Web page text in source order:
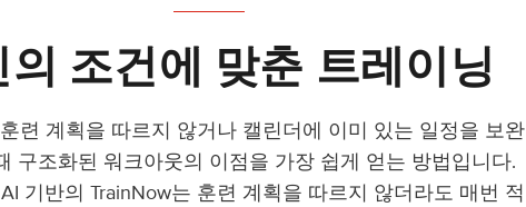
의 조건에 맞춘 트레이닝
련 계획을 따르지 않거나 캘린더에 이미 있는 일정을 보완
구조화된 워크아웃의 이점을 가장 쉽게 얻는 방법입니다.
AI 기반의 TrainNow는 훈련 계획을 따르지 않더라도 매번 적